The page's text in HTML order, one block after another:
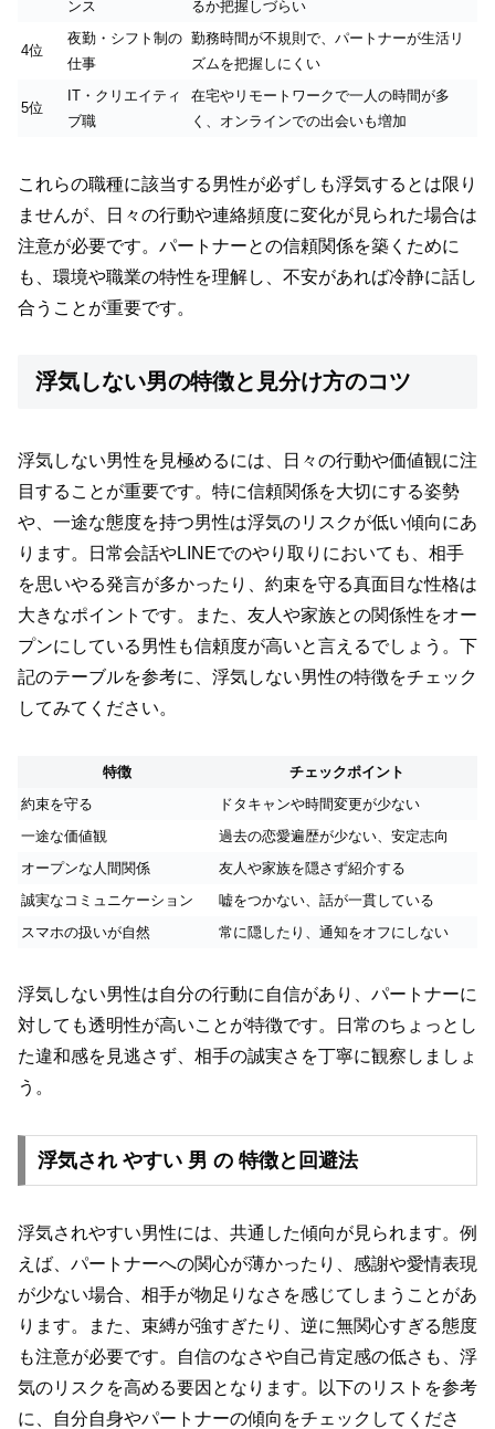
ンス
るか把握しづらい
4位
夜勤・シフト制の
仕事
勤務時間が不規則で、パートナーが生活リ
ズムを把握しにくい
5位
IT・クリエイティ
ブ職
在宅やリモートワークで一人の時間が多
く、オンラインでの出会いも増加
これらの職種に該当する男性が必ずしも浮気するとは限り
ませんが、日々の行動や連絡頻度に変化が見られた場合は
注意が必要です。パートナーとの信頼関係を築くために
も、環境や職業の特性を理解し、不安があれば冷静に話し
合うことが重要です。
浮気しない男の特徴と見分け方のコツ
浮気しない男性を見極めるには、日々の行動や価値観に注
目することが重要です。特に信頼関係を大切にする姿勢
や、一途な態度を持つ男性は浮気のリスクが低い傾向にあ
ります。日常会話やLINEでのやり取りにおいても、相手
を思いやる発言が多かったり、約束を守る真面目な性格は
大きなポイントです。また、友人や家族との関係性をオー
プンにしている男性も信頼度が高いと言えるでしょう。下
記のテーブルを参考に、浮気しない男性の特徴をチェック
してみてください。
特徴
チェックポイント
約束を守る
ドタキャンや時間変更が少ない
一途な価値観
過去の恋愛遍歴が少ない、安定志向
オープンな人間関係
友人や家族を隠さず紹介する
誠実なコミュニケーション
嘘をつかない、話が一貫している
スマホの扱いが自然
常に隠したり、通知をオフにしない
浮気しない男性は自分の行動に自信があり、パートナーに
対しても透明性が高いことが特徴です。日常のちょっとし
た違和感を見逃さず、相手の誠実さを丁寧に観察しましょ
う。
浮気され やすい 男 の 特徴と回避法
浮気されやすい男性には、共通した傾向が見られます。例
えば、パートナーへの関心が薄かったり、感謝や愛情表現
が少ない場合、相手が物足りなさを感じてしまうことがあ
ります。また、束縛が強すぎたり、逆に無関心すぎる態度
も注意が必要です。自信のなさや自己肯定感の低さも、浮
気のリスクを高める要因となります。以下のリストを参考
に、自分自身やパートナーの傾向をチェックしてくださ